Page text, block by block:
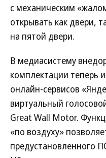
с механическим
открывать как двери,
на пятой двери.
В медиасистему
комплектации теперь
онлайн-сервисов
виртуальный
Great Wall Motor.
«по воздуху»
предустановленного